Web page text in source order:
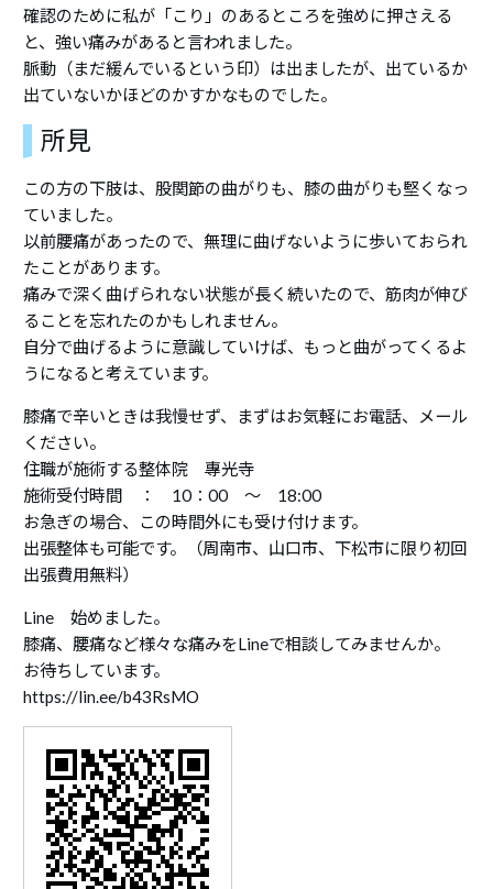
確認のために私が「こり」のあるところを強めに押さえる
と、強い痛みがあると言われました。
脈動（まだ緩んでいるという印）は出ましたが、出ているか
出ていないかほどのかすかなものでした。
所見
この方の下肢は、股関節の曲がりも、膝の曲がりも堅くなっ
ていました。
以前腰痛があったので、無理に曲げないように歩いておられ
たことがあります。
痛みで深く曲げられない状態が長く続いたので、筋肉が伸び
ることを忘れたのかもしれません。
自分で曲げるように意識していけば、もっと曲がってくるよ
うになると考えています。
膝痛で辛いときは我慢せず、まずはお気軽にお電話、メール
ください。
住職が施術する整体院 專光寺
施術受付時間 ： 10：00 ～ 18:00
お急ぎの場合、この時間外にも受け付けます。
出張整体も可能です。（周南市、山口市、下松市に限り初回
出張費用無料）
Line 始めました。
膝痛、腰痛など様々な痛みをLineで相談してみませんか。
お待ちしています。
https://lin.ee/b43RsMO